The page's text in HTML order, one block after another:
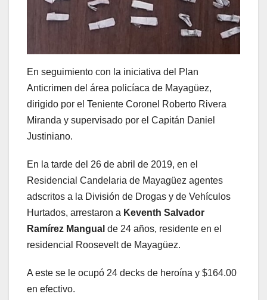
En seguimiento con la iniciativa del Plan
Anticrimen del área policíaca de Mayagüez,
dirigido por el Teniente Coronel Roberto Rivera
Miranda y supervisado por el Capitán Daniel
Justiniano.
En la tarde del 26 de abril de 2019, en el
Residencial Candelaria de Mayagüez agentes
adscritos a la División de Drogas y de Vehículos
Hurtados, arrestaron a Keventh Salvador
Ramírez Mangual de 24 años, residente en el
residencial Roosevelt de Mayagüez.
A este se le ocupó 24 decks de heroína y $164.00
en efectivo.